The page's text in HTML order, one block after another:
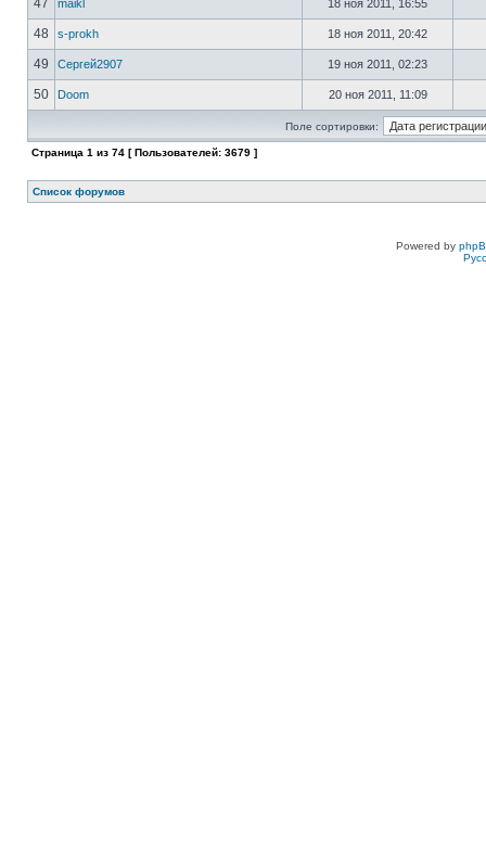
47 maikl 18 ноя 2011, 16:55
48 s-prokh 18 ноя 2011, 20:42
49 Сергей2907 19 ноя 2011, 02:23
50 Doom 20 ноя 2011, 11:09
Поле сортировки:
Страница 1 из 74 [ Пользователей: 3679 ]
Список форумов
Powered by